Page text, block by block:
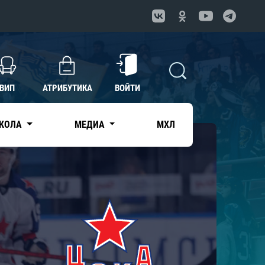
ВИП АТРИБУТИКА ВОЙТИ
МЕДИА МХЛ